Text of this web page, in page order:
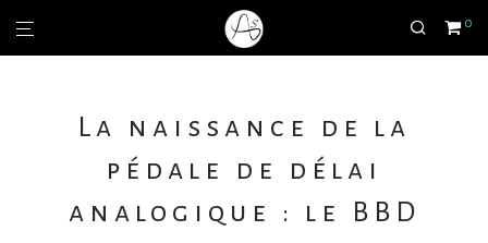
0
La naissance de la
pédale de délai
analogique : le BBD